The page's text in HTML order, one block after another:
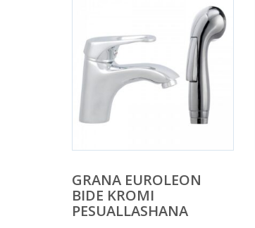
GRANA EUROLEON
BIDE KROMI
PESUALLASHANA